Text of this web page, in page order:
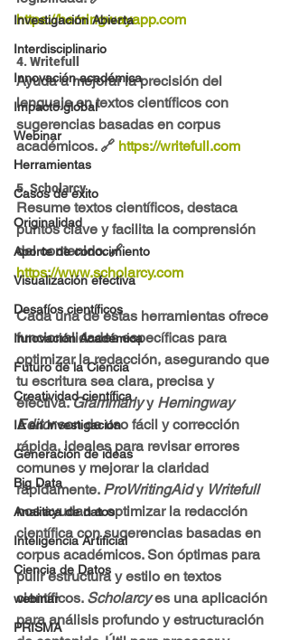
Investigación Abierta
Interdisciplinario
Innovación académica
Impacto global
Webinar
Herramientas
Casos de exito
Originalidad
Aporte de conocimiento
Visualización efectiva
Desafíos científicos
Innovación Académica
Futuro de la Ciencia
Creatividad científica
IA en investigación
Generación de ideas
Big Data
Analitica de datos
Inteligencia Artificial
Ciencia de Datos
webinar
PRISMA
https://hemingwayapp.com
4. Writefull
Ayuda a mejorar la precisión del
lenguaje en textos científicos con
sugerencias basadas en corpus
académicos. 🔗 https://writefull.com
5. Scholarcy
Resume textos científicos, destaca
puntos clave y facilita la comprensión
del contenido. 🔗
https://www.scholarcy.com
Cada una de estas herramientas ofrece
funcionalidades específicas para
optimizar la redacción, asegurando que
tu escritura sea clara, precisa y
efectiva. Grammarly y Hemingway
Editor son de uso fácil y corrección
rápida, ideales para revisar errores
comunes y mejorar la claridad
rápidamente. ProWritingAid y Writefull
nos ayudan a optimizar la redacción
científica con sugerencias basadas en
corpus académicos. Son óptimas para
pulir estructura y estilo en textos
científicos. Scholarcy es una aplicación
para análisis profundo y estructuración